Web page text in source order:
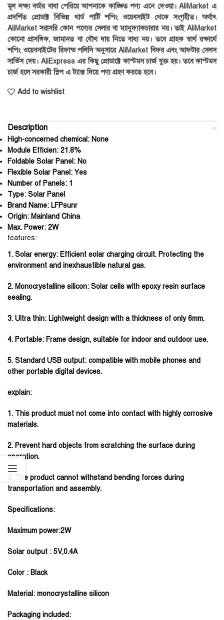
মূল লক্ষ্য বর্ডার বাধা পেরিয়ে আপনাকে কাঙ্ক্ষিত পণ্য এনে দেওয়া। AliMarket এ
প্রদর্শিত প্রোডাক্ট বিভিন্ন থার্ড পার্টি শপিং ওয়েবসাইট থেকে সংগৃহীত। অর্থাৎ
AliMarket সরাসরি কোন পণ্যের সেলার বা ম্যানুফ্যাকচারার নয়। তাই AliMarket
কোনো প্রাসঙ্গিক, জামানত বা যৌথ দায় নিতে বাধ্য নয়। তবে গ্রাহক স্বার্থ রক্ষার্থে
শপিং ওয়েবসাইটের রিফান্ড পলিসি অনুসারে AliMarket বিফর এবং আফটার সেলস
সার্ভিস দেয়। AliExpress এর কিছু প্রোডাক্টে কাস্টমস চার্জ যুক্ত হয়। তবে কাস্টমস
চার্জ হলে সরকারী স্লিপ এ ট্যাক্স দিয়ে পণ্য গ্রহণ করতে হবে।
Add to wishlist
Description
High-concerned chemical: None
Module Efficien: 21.8%
Foldable Solar Panel: No
Flexible Solar Panel: Yes
Number of Panels: 1
Type: Solar Panel
Brand Name: LFPsunr
Origin: Mainland China
Max. Power: 2W
features:
1. Solar energy: Efficient solar charging circuit. Protecting the
environment and inexhaustible natural gas.
2. Monocrystalline silicon: Solar cells with epoxy resin surface
sealing.
3. Ultra thin: Lightweight design with a thickness of only 6mm.
4. Portable: Frame design, suitable for indoor and outdoor use.
5. Standard USB output: compatible with mobile phones and
other portable digital devices.
explain:
1. This product must not come into contact with highly corrosive
materials.
2. Prevent hard objects from scratching the surface during
operation.
3. The product cannot withstand bending forces during
transportation and assembly.
Specifications:
Maximum power:2W
Solar output : 5V,0.4A
Color : Black
Material: monocrystalline silicon
Packaging included: